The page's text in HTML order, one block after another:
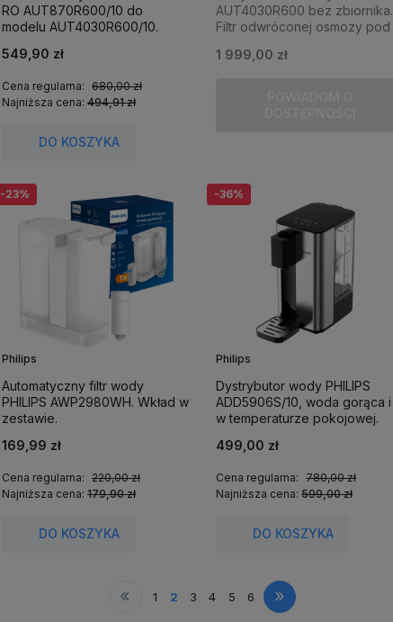
RO AUT870R600/10 do
modelu AUT4030R600/10.
549,90 zł
Cena regularna:
680,00 zł
Najniższa cena:494,91 zł
DO KOSZYKA
AUT4030R600 bez zbiornika.
Filtr odwróconej osmozy pod
1 999,00 zł
Philips
Automatyczny filtr wody
PHILIPS AWP2980WH. Wkład w
zestawie.
169,99 zł
Cena regularna:
220,00 zł
Najniższa cena:179,90 zł
DO KOSZYKA
-23%
Philips
Dystrybutor wody PHILIPS
ADD5906S/10, woda gorąca i
w temperaturze pokojowej.
499,00 zł
Cena regularna:
780,00 zł
Najniższa cena:599,00 zł
DO KOSZYKA
-36%
« 1 2 3 4 5 6 »